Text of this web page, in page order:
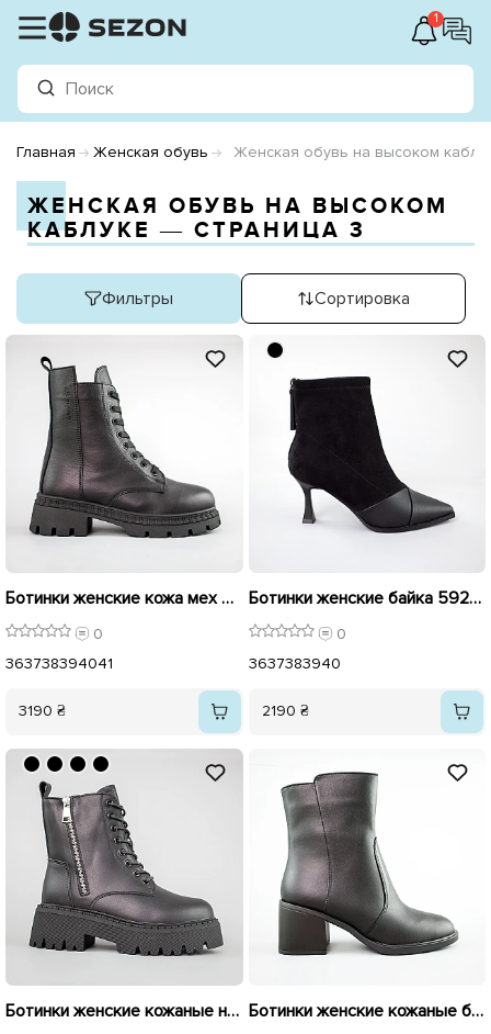
1
Главная Женская обувь Женская обувь на высоком
ЖЕНСКАЯ ОБУВЬ НА ВЫСОКОМ
КАБЛУКЕ ― СТРАНИЦА 3
Фильтры Сортировка
Ботинки женские кожа мех 592638 Черные
0
363738394041
3190 ₴
Ботинки женские байка 592925 Черные
0
3637383940
2190 ₴
Ботинки женские кожаные на меху 593226 Черные Ботинки женские кожаные байка 592729 Черные распродажа